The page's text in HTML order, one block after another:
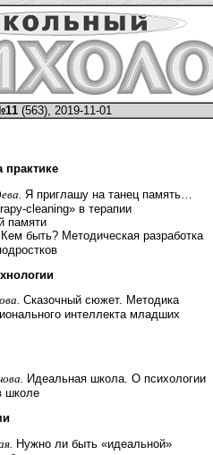
(563), 2019-11-01
практике
Я приглашу на танец память…
cleaning» в терапии
памяти
Кем быть? Методическая разработка
Сказочный сюжет. Методика
интеллекта младших
Идеальная школа. О психологии
школе
Нужно ли быть «идеальной»